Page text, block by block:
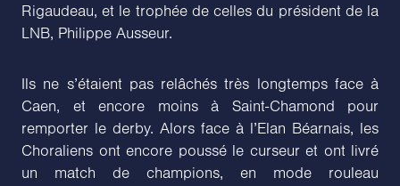
Rigaudeau, et le trophée de celles du président de la
LNB, Philippe Ausseur.
Ils ne s’étaient pas relâchés très longtemps face à
Caen, et encore moins à Saint-Chamond pour
remporter le derby. Alors face à l’Elan Béarnais, les
Choraliens ont encore poussé le curseur et ont livré
un match de champions, en mode rouleau